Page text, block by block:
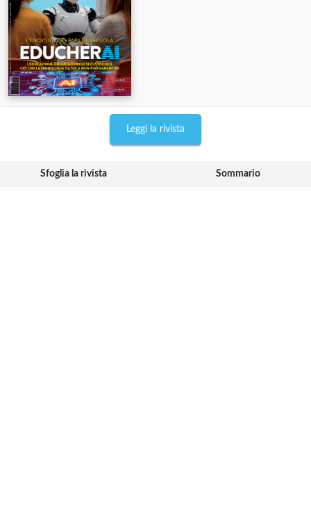
Leggi la rivista
Sfoglia la rivista Sommario